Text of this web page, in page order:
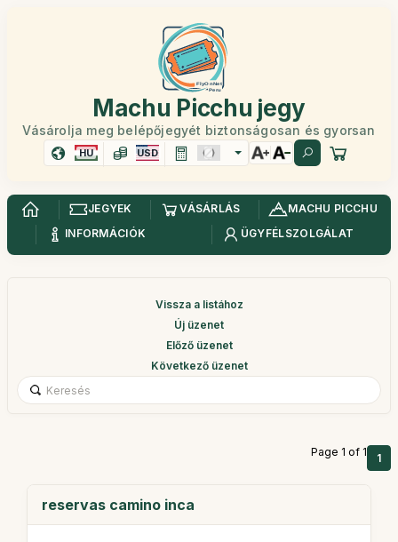
Machu Picchu jegy
Vásárolja meg belépőjegyét biztonságosan és gyorsan
HU USD
JEGYEK VÁSÁRLÁS
MACHU PICCHU
INFORMÁCIÓK
ÜGYFÉLSZOLGÁLAT
Vissza a listához
Új üzenet
Előző üzenet
Következő üzenet
Page 1 of 1 1
reservas camino inca